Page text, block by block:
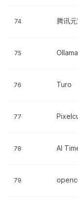
74 腾讯
75 Ollama
76 Turo
77
78 AI
79